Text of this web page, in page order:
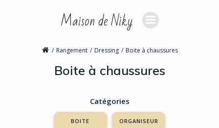
au
contenu
Maison de Niky
Rangement Dressing Boite à chaussures
Boite à chaussures
Catégories
BOITE ORGANISEUR